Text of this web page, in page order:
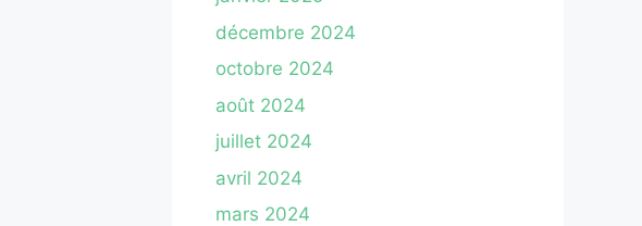
décembre 2024
octobre 2024
août 2024
juillet 2024
avril 2024
mars 2024